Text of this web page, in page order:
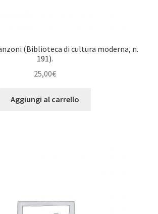
(Biblioteca di cultura moderna, n.
191).
25,00€
Aggiungi al carrello